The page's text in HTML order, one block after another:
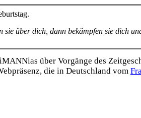
sie über dich, dann bekämpfen sie dich
über Vorgänge des
die in Deutschland vom